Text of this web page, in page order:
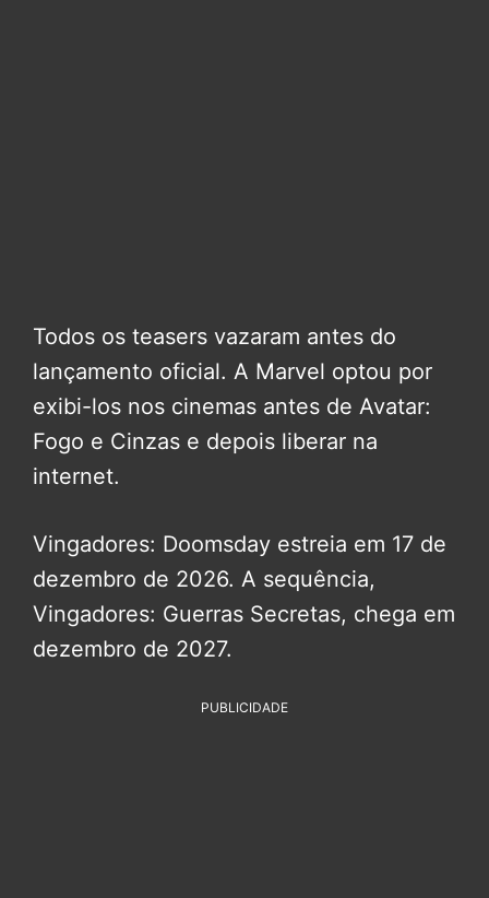
Todos os teasers vazaram antes do
lançamento oficial. A Marvel optou por
exibi-los nos cinemas antes de Avatar:
Fogo e Cinzas e depois liberar na
internet.
Vingadores: Doomsday estreia em 17 de
dezembro de 2026. A sequência,
Vingadores: Guerras Secretas, chega em
dezembro de 2027.
PUBLICIDADE